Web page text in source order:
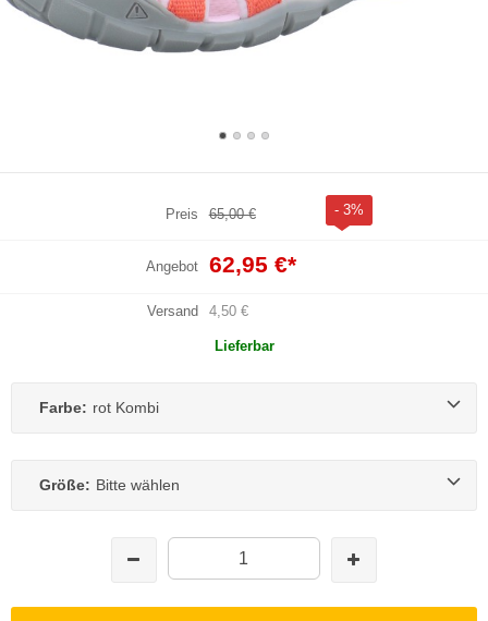
Preis 65,00 € - 3%
Angebot 62,95 €*
Versand 4,50 €
Lieferbar
Farbe: rot Kombi
Größe: Bitte wählen